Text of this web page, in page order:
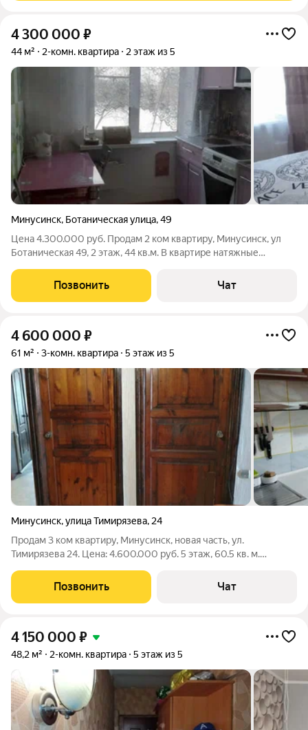
4 300 000 ₽
44 м² 2-комн. квартира 2 этаж из 5
Минусинск, Ботаническая улица,49
Цена 4.300.000 руб. Продам 2 ком квартиру, Минусинск, ул
Ботаническая 49, 2 этаж, 44 кв.м. В квартире натяжные
раздельный в кафеле. Гардероб. По договоренности оставим
мебель. Отличное
Позвонить Чат
4 600 000 ₽
61 м² 3-комн. квартира 5 этаж из 5
Минусинск,улица Тимирязева, 24
Продам 3 ком квартиру, Минусинск, новая часть, ул.
Тимирязева 24. Цена: 4.600.000 руб. 5 этаж, 60.5 кв. м.
Позвонить Чат
4 150 000 ₽
48,2 м² 2-комн. квартира 5 этаж из 5